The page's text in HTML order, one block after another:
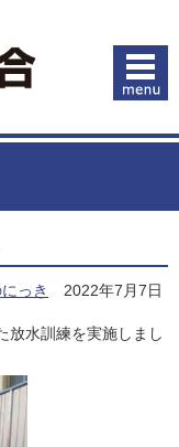
っき 2022年7月7日
放水訓練を実施しまし